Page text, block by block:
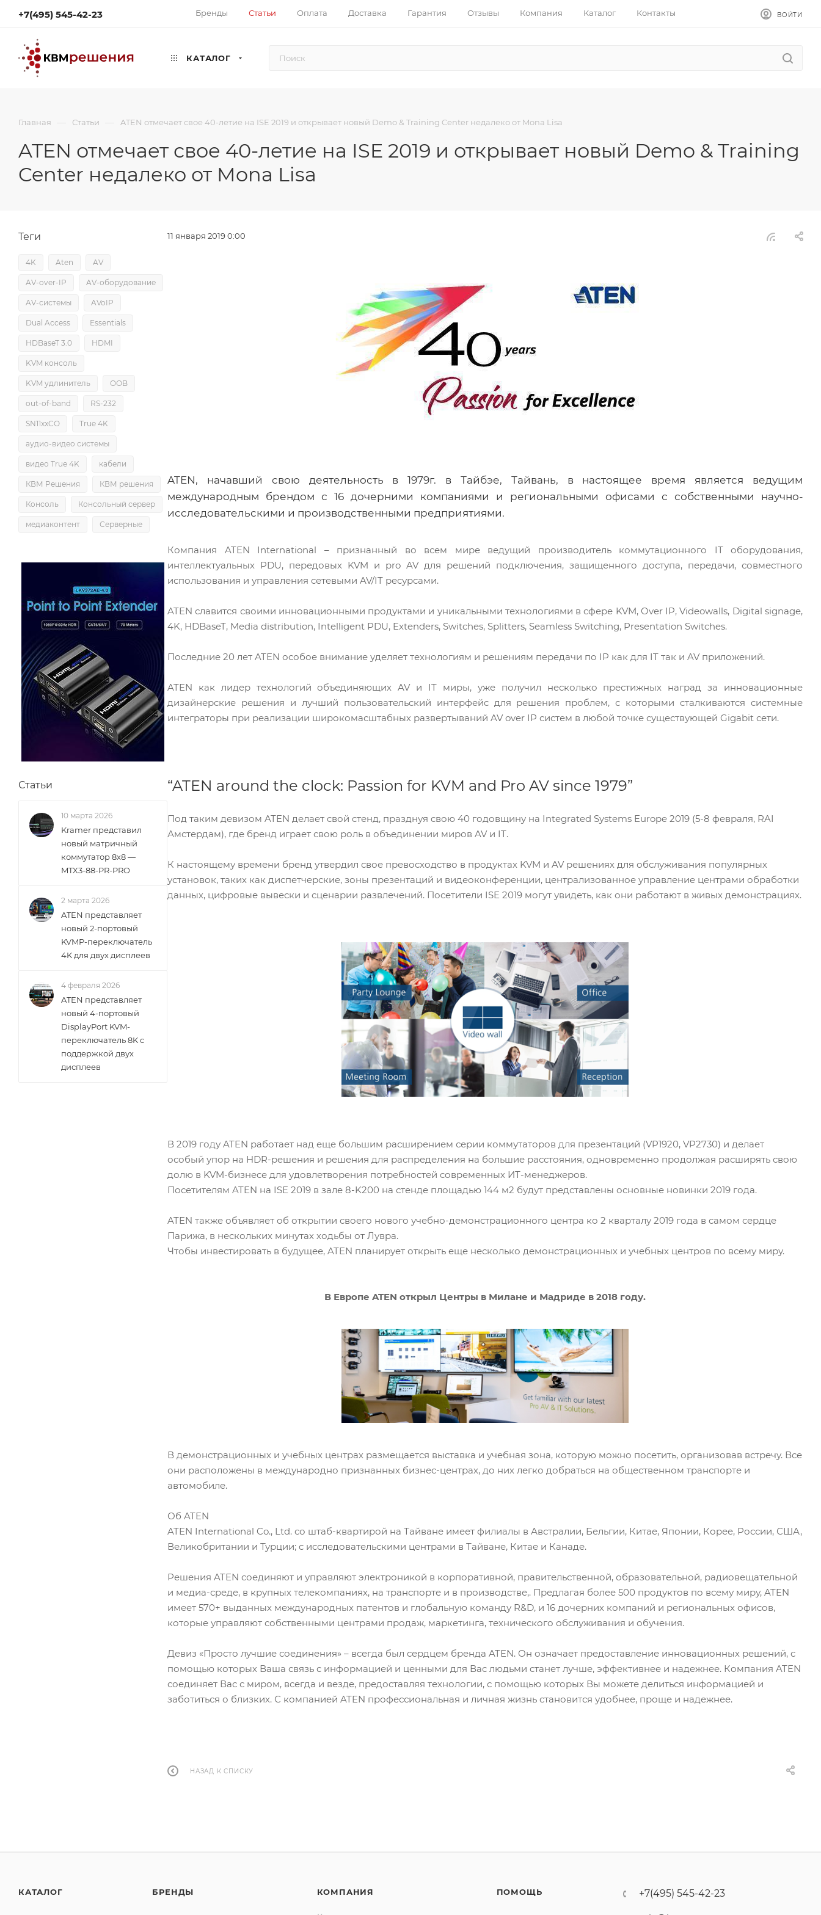
+7(495) 545-42-23 Бренды Статьи Оплата Доставка Гарантия Отзывы Компания Каталог Контакты ВОЙТИ
КАТАЛОГ
Главная — Статьи — ATEN отмечает свое 40-летие на ISE 2019 и открывает новый Demo & Training Center недалеко от Mona Lisa
ATEN отмечает свое 40-летие на ISE 2019 и открывает новый Demo & Training
Center недалеко от Mona Lisa
11 января 2019 0:00
ATEN, начавший свою деятельность в 1979г. в Тайбэе, Тайвань, в настоящее время является ведущим
международным брендом с 16 дочерними компаниями и региональными офисами с собственными научно-
исследовательскими и производственными предприятиями.
Компания ATEN International – признанный во всем мире ведущий производитель коммутационного IT оборудования,
интеллектуальных PDU, передовых KVM и pro AV для решений подключения, защищенного доступа, передачи, совместного
использования и управления сетевыми AV/IT ресурсами.
ATEN славится своими инновационными продуктами и уникальными технологиями в сфере KVM, Over IP, Videowalls, Digital signage,
4K, HDBaseT, Media distribution, Intelligent PDU, Extenders, Switches, Splitters, Seamless Switching, Presentation Switches.
Последние 20 лет ATEN особое внимание уделяет технологиям и решениям передачи по IP как для IT так и AV приложений.
ATEN как лидер технологий объединяющих AV и IT миры, уже получил несколько престижных наград за инновационные
дизайнерские решения и лучший пользовательский интерфейс для решения проблем, с которыми сталкиваются системные
интеграторы при реализации широкомасштабных развертываний AV over IP систем в любой точке существующей Gigabit сети.
“ATEN around the clock: Passion for KVM and Pro AV since 1979”
Под таким девизом ATEN делает свой стенд, празднуя свою 40 годовщину на Integrated Systems Europe 2019 (5-8 февраля, RAI
Амстердам), где бренд играет свою роль в объединении миров AV и IT.
К настоящему времени бренд утвердил свое превосходство в продуктах KVM и AV решениях для обслуживания популярных
установок, таких как диспетчерские, зоны презентаций и видеоконференции, централизованное управление центрами обработки
данных, цифровые вывески и сценарии развлечений. Посетители ISE 2019 могут увидеть, как они работают в живых демонстрациях.
В 2019 году ATEN работает над еще большим расширением серии коммутаторов для презентаций (VP1920, VP2730) и делает
особый упор на HDR-решения и решения для распределения на большие расстояния, одновременно продолжая расширять свою
долю в KVM-бизнесе для удовлетворения потребностей современных ИТ-менеджеров.
Посетителям ATEN на ISE 2019 в зале 8-K200 на стенде площадью 144 м2 будут представлены основные новинки 2019 года.
ATEN также объявляет об открытии своего нового учебно-демонстрационного центра ко 2 кварталу 2019 года в самом сердце
Парижа, в нескольких минутах ходьбы от Лувра.
Чтобы инвестировать в будущее, ATEN планирует открыть еще несколько демонстрационных и учебных центров по всему миру.
В Европе ATEN открыл Центры в Милане и Мадриде в 2018 году.
В демонстрационных и учебных центрах размещается выставка и учебная зона, которую можно посетить, организовав встречу. Все
они расположены в международно признанных бизнес-центрах, до них легко добраться на общественном транспорте и
автомобиле.
Об ATEN
ATEN International Co., Ltd. со штаб-квартирой на Тайване имеет филиалы в Австралии, Бельгии, Китае, Японии, Корее, России, США,
Великобритании и Турции; с исследовательскими центрами в Тайване, Китае и Канаде.
Решения ATEN соединяют и управляют электроникой в корпоративной, правительственной, образовательной, радиовещательной
и медиа-среде, в крупных телекомпаниях, на транспорте и в производстве,. Предлагая более 500 продуктов по всему миру, ATEN
имеет 570+ выданных международных патентов и глобальную команду R&D, и 16 дочерних компаний и региональных офисов,
которые управляют собственными центрами продаж, маркетинга, технического обслуживания и обучения.
Девиз «Просто лучшие соединения» – всегда был сердцем бренда ATEN. Он означает предоставление инновационных решений, с
помощью которых Ваша связь с информацией и ценными для Вас людьми станет лучше, эффективнее и надежнее. Компания ATEN
соединяет Вас с миром, всегда и везде, предоставляя технологии, с помощью которых Вы можете делиться информацией и
заботиться о близких. С компанией ATEN профессиональная и личная жизнь становится удобнее, проще и надежнее.
НАЗАД К СПИСКУ
Теги
4K Aten AV
AV-over-IP AV-оборудование
AV-системы AVoIP
Dual Access Essentials
HDBaseT 3.0 HDMI
KVM консоль
KVM удлинитель OOB
out-of-band RS-232
SN11xxCO True 4K
аудио-видео системы
видео True 4K кабели
КВМ Решения КВМ решения
Консоль Консольный сервер
медиаконтент Серверные
Статьи
10 марта 2026
Kramer представил
новый матричный
коммутатор 8x8 —
MTX3-88-PR-PRO
2 марта 2026
ATEN представляет
новый 2-портовый
KVMP-переключатель
4K для двух дисплеев
4 февраля 2026
ATEN представляет
новый 4-портовый
DisplayPort KVM-
переключатель 8K с
поддержкой двух
дисплеев
КАТАЛОГ БРЕНДЫ КОМПАНИЯ ПОМОЩЬ +7(495) 545-42-23